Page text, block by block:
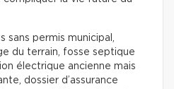
sans permis municipal,
du terrain, fosse septique
électrique ancienne mais
dossier d’assurance